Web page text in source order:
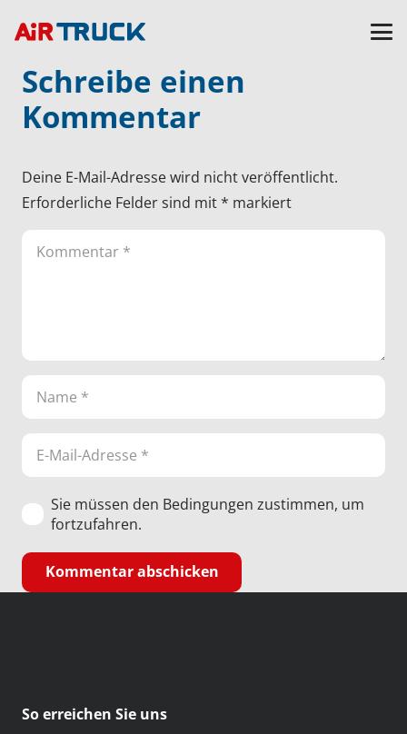
Schreibe einen
Kommentar
Deine E-Mail-Adresse wird nicht veröffentlicht.
Erforderliche Felder sind mit* markiert
Sie müssen den Bedingungen zustimmen, um
fortzufahren.
Kommentar abschicken
So erreichen Sie uns